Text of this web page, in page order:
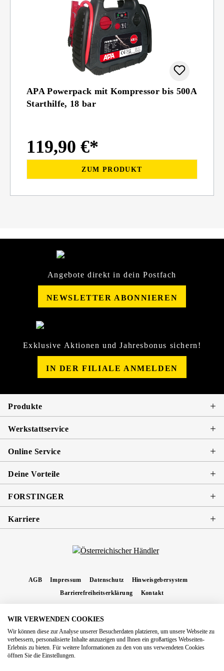
APA Powerpack mit Kompressor bis 500A
Starthilfe, 18 bar
119,90 €*
ZUM PRODUKT
Angebote direkt in dein Postfach
NEWSLETTER ABONNIEREN
Exklusive Aktionen und Jahresbonus sichern!
IN DER FILIALE ANMELDEN
Produkte
Werkstattservice
Online Service
Deine Vorteile
FORSTINGER
Karriere
AGB Impressum Datenschutz
Hinweisgebersystem
Barrierefreiheitserklärung
Kontakt
Nachnahmegebühren, wenn nicht anders angegeben.
Copyright 2026 Forstinger Österreich GmbH
Königstetter Straße 128 - 134/OG3, 3430 Tulln
WIR VERWENDEN COOKIES
Wir können diese zur Analyse unserer Besucherdaten platzieren, um unsere Webseite zu
verbessern, personalisierte Inhalte anzuzeigen und Ihnen ein großartiges Webseiten-
Erlebnis zu bieten. Für weitere Informationen zu den von uns verwendeten Cookies
öffnen Sie die Einstellungen.